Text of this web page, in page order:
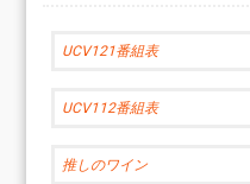
UCV121番組表
UCV112番組表
推しのワイン